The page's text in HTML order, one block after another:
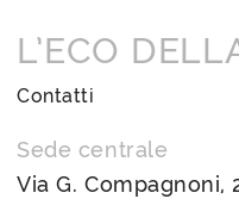
L’ECO
Contatti
Sede centrale
Via G. Compagnoni,